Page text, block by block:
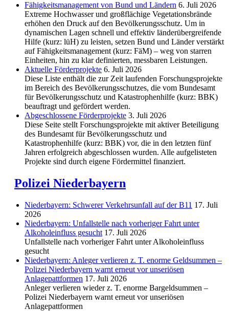
Fähigkeitsmanagement von Bund und Ländern 6. Juli 2026
Extreme Hochwasser und großflächige Vegetationsbrände
erhöhen den Druck auf den Bevölkerungsschutz. Um in
dynamischen Lagen schnell und effektiv länderübergreifende
Hilfe (kurz: lüH) zu leisten, setzen Bund und Länder verstärkt
auf Fähigkeitsmanagement (kurz: FäM) – weg von starren
Einheiten, hin zu klar definierten, messbaren Leistungen.
Aktuelle Förderprojekte 6. Juli 2026
Diese Liste enthält die zur Zeit laufenden Forschungsprojekte
im Bereich des Be­völkerungs­schutzes, die vom Bundesamt
für Bevölkerungsschutz und Katastrophenhilfe (kurz: BBK)
beauftragt und gefördert werden.
Abgeschlos­sene Förderprojekte 3. Juli 2026
Diese Seite stellt Forschungsprojekte mit aktiver Beteiligung
des Bundesamt für Bevölkerungsschutz und
Katastrophenhilfe (kurz: BBK) vor, die in den letzten fünf
Jahren erfolgreich abgeschlossen wurden. Alle aufgelisteten
Projekte sind durch eigene Fördermittel finanziert.
Polizei Niederbayern
Niederbayern: Schwerer Verkehrsunfall auf der B11 17. Juli
2026
Niederbayern: Unfallstelle nach vorheriger Fahrt unter
Alkoholeinfluss gesucht 17. Juli 2026
Unfallstelle nach vorheriger Fahrt unter Alkoholeinfluss
gesucht
Niederbayern: Anleger verlieren z. T. enorme Geldsummen –
Polizei Niederbayern warnt erneut vor unseriösen
Anlagepattformen 17. Juli 2026
Anleger verlieren wieder z. T. enorme Bargeldsummen –
Polizei Niederbayern warnt erneut vor unseriösen
Anlagepattformen